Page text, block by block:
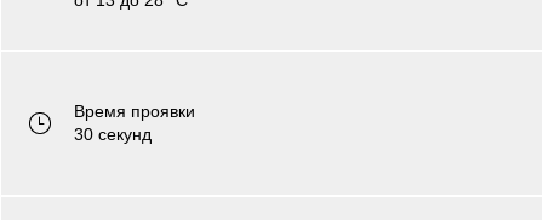
Время проявки
30 секунд